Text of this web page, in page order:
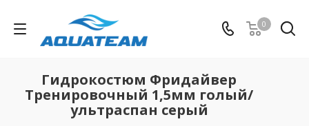
0
Гидрокостюм Фридайвер
Тренировочный 1,5мм голый/
ультраспан серый